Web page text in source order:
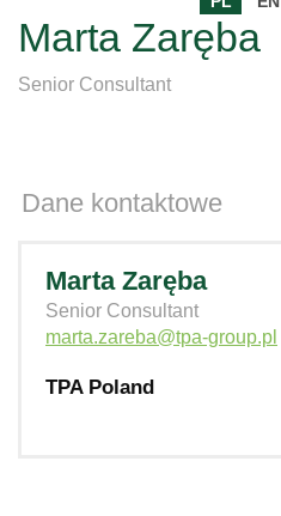
Marta Zaręba
Senior Consultant
Dane kontaktowe
Marta Zaręba
Senior Consultant
marta.zareba@tpa-group.pl
TPA Poland